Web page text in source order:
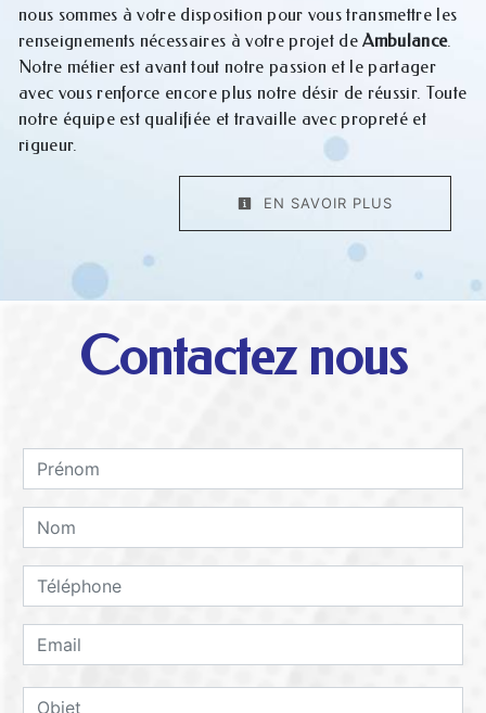
nous sommes à votre disposition pour vous transmettre les
renseignements nécessaires à votre projet deAmbulance.
Notre métier est avant tout notre passion et le partager
avec vous renforce encore plus notre désir de réussir. Toute
notre équipe est qualifiée et travaille avec propreté et
rigueur.
EN SAVOIR PLUS
Contactez nous